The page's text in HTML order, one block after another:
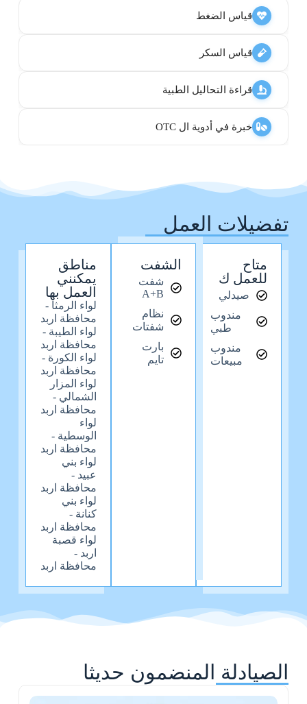
قياس الضغط
قياس السكر
قراءة التحاليل الطبية
خبرة في أدوية ال OTC
تفضيلات العمل
متاح
للعمل ك
صيدلي
مندوب
طبي
مندوب
مبيعات
الشفت
شفت
A+B
نظام
شفتات
بارت
تايم
مناطق
يمكنني
العمل بها
لواء الرمثا -
محافظة اربد
لواء الطيبة -
محافظة اربد
لواء الكورة -
محافظة اربد
لواء المزار
الشمالي -
محافظة اربد
لواء
الوسطية -
محافظة اربد
لواء بني
عبيد -
محافظة اربد
لواء بني
كنانة -
محافظة اربد
لواء قصبة
اربد -
محافظة اربد
الصيادلة المنضمون حديثا